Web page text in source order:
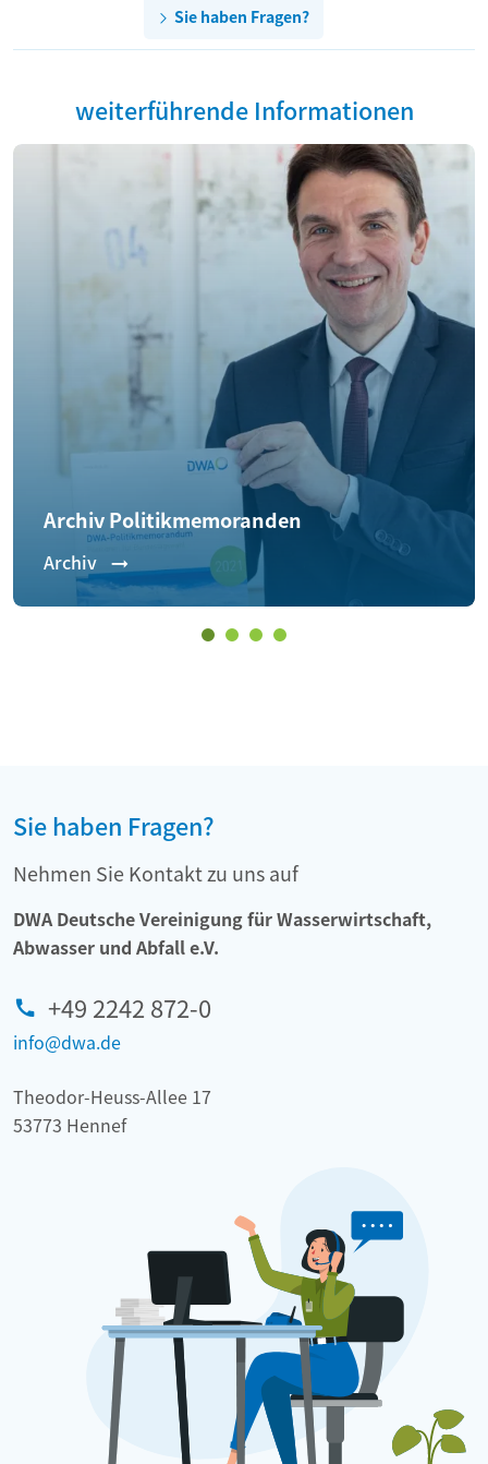
Sie haben Fragen?
weiterführende Informationen
Archiv Politikmemoranden
Archiv
Sie haben Fragen?
Nehmen Sie Kontakt zu uns auf
DWA Deutsche Vereinigung für Wasserwirtschaft,
Abwasser und Abfall e.V.
+49 2242 872-0
info@dwa.de
Theodor-Heuss-Allee 17
53773 Hennef